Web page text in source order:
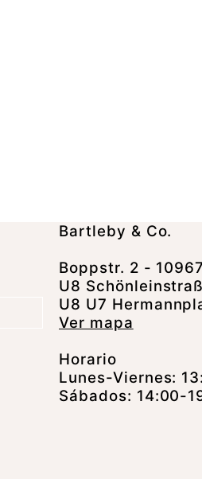
Bartleby & Co.
Boppstr. 2 -
U8
U8 U7
Ver mapa
Horario
Lunes-Viernes:
Sábados: 14:00-